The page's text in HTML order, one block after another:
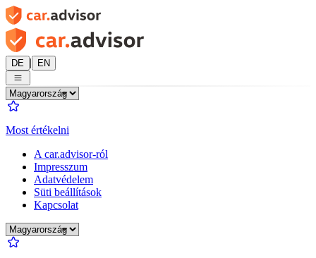
DE | EN
Most értékelni
A car.advisor-ról
Impresszum
Adatvédelem
Süti beállítások
Kapcsolat